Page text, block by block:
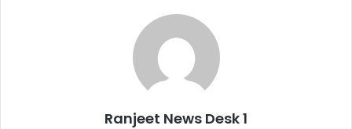
Ranjeet News Desk 1